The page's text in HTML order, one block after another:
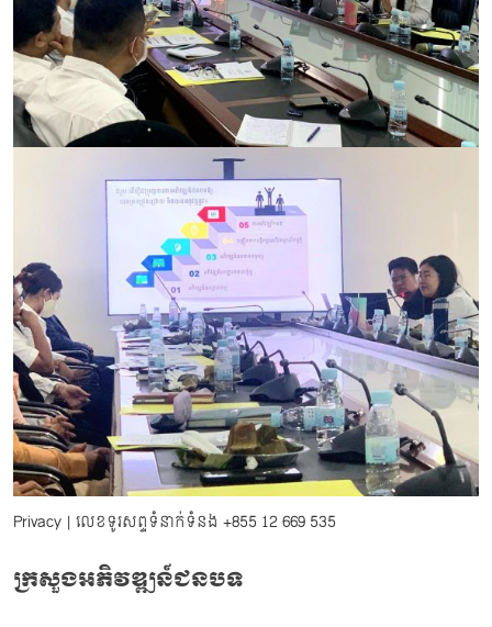
Privacy | លេខទូរសព្ទទំនាក់ទំនង +855 12 669 535
ក្រសួងអភិវឌ្ឍន៍ជនបទ